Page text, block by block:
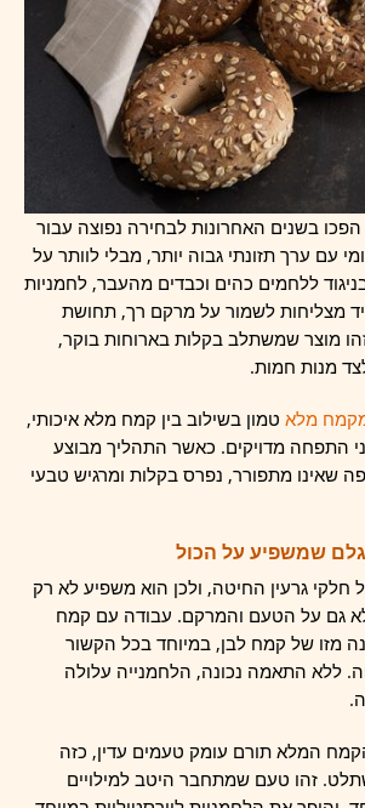
בשנים האחרונות לבחירה נפוצה עבור
עם ערך תזונתי גבוה יותר, מבלי לוותר על
ללחמים כהים וכבדים מהעבר, לחמניות
מצליחות לשמור על מרקם רך, תחושת
מוצר שמשתלב בקלות בארוחות בוקר,
מנות חמות.
מלא טמון בשילוב בין קמח מלא איכותי,
התפחה מדויקים. כאשר התהליך מבוצע
שאינו מתפורר, נפרס בקלות ומרגיש טבעי
שמשפיע על הכול
גרעין החיטה, ולכן הוא משפיע לא רק
גם על הטעם והמרקם. עבודה עם קמח
מזו של קמח לבן, במיוחד בכל הקשור
ללא התאמה נכונה, הלחמנייה עלולה
המלא תורם עומק טעמים עדין, כזה
זהו טעם שמתחבר היטב למילויים